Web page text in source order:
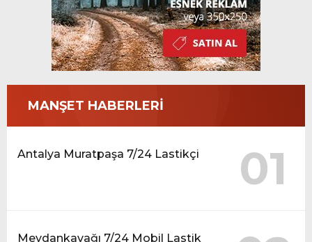
MANŞET HABERLERİ
Antalya Muratpaşa 7/24 Lastikçi 01
Meydankavağı 7/24 Mobil Lastik